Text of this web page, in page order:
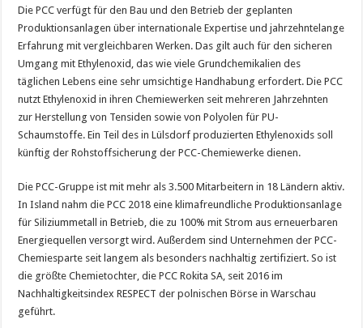
Die PCC verfügt für den Bau und den Betrieb der geplanten
Produktionsanlagen über internationale Expertise und jahrzehntelange
Erfahrung mit vergleichbaren Werken. Das gilt auch für den sicheren
Umgang mit Ethylenoxid, das wie viele Grundchemikalien des
täglichen Lebens eine sehr umsichtige Handhabung erfordert. Die PCC
nutzt Ethylenoxid in ihren Chemiewerken seit mehreren Jahrzehnten
zur Herstellung von Tensiden sowie von Polyolen für PU-
Schaumstoffe. Ein Teil des in Lülsdorf produzierten Ethylenoxids soll
künftig der Rohstoffsicherung der PCC-Chemiewerke dienen.
Die PCC-Gruppe ist mit mehr als 3.500 Mitarbeitern in 18 Ländern aktiv.
In Island nahm die PCC 2018 eine klimafreundliche Produktionsanlage
für Siliziummetall in Betrieb, die zu 100% mit Strom aus erneuerbaren
Energiequellen versorgt wird. Außerdem sind Unternehmen der PCC-
Chemiesparte seit langem als besonders nachhaltig zertifiziert. So ist
die größte Chemietochter, die PCC Rokita SA, seit 2016 im
Nachhaltigkeitsindex RESPECT der polnischen Börse in Warschau
geführt.